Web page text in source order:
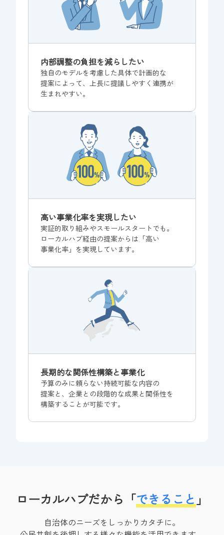
内部調整の負担を減らしたい
独自のモデルを考慮した具体で計画的な
提案に よって、 上長に提議しやすく 連携が
生まれやすい。
高い事業化率を実現したい
実証的取り組みやスモールスタート でも。
ローカルハブ経由の提案からは 「高い
事業化率」を実現 しています。
長期的な関係性構築と事業化
予算のみに頼らない持続可能な 内容の
提案と、 企業との段階的な成果と 関係性を
構築すること が可能です。
ローカルハブだから 「できること 」
自治体のニーズを しっかり カタチに。